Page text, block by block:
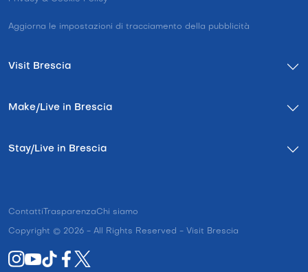
Aggiorna le impostazioni di tracciamento della pubblicità
Visit Brescia
Make/Live in Brescia
Stay/Live in Brescia
Contatti TrasparenzaChi siamo
Copyright © 2026 - All Rights Reserved - Visit Brescia